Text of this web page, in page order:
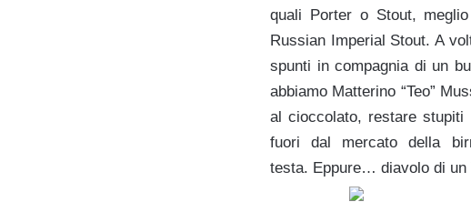
quali Porter o Stout,
Russian Imperial Stout. A
spunti in compagnia di un
abbiamo Matterino “Teo”
al cioccolato, restare
fuori dal mercato della
testa. Eppure… diavolo di un